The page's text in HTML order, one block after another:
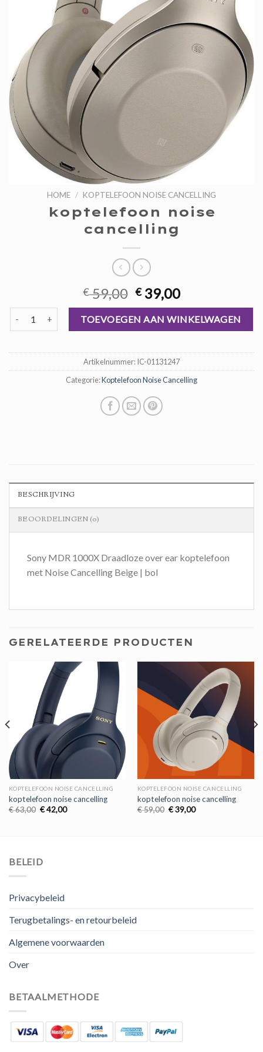
HOME / KOPTELEFOON NOISE CANCELLING
koptelefoon noise
cancelling
€59,00 Oorspronkelijke
prijs
was:
€ 59,00.
€39,00Huidige
prijs
is:
€ 39,00.
koptelefoon noise cancelling aantalTOEVOEGEN AAN WINKELWAGEN
Artikelnummer:IC-01131247
Categorie:Koptelefoon Noise Cancelling
BESCHRIJVING
BEOORDELINGEN (0)
Sony MDR 1000X Draadloze over ear koptelefoon
met Noise Cancelling Beige | bol
GERELATEERDE PRODUCTEN
KOPTELEFOON NOISE CANCELLING
koptelefoon noise cancelling
€63,00 Oorspronkelijke
€42,00Huidige
KOPTELEFOON NOISE CANCELLING
koptelefoon noise cancelling
€59,00 Oorspronkelijke
€39,00Huidige
BELEID
Privacybeleid
Terugbetalings- en retourbeleid
Algemene voorwaarden
Over
BETAALMETHODE